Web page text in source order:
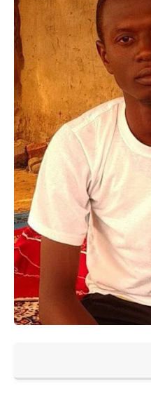
مواهب جديدة
منوعات
على مقام سبا
فيديوهات
اقتباسات روائية
أعداد جريدة سبا